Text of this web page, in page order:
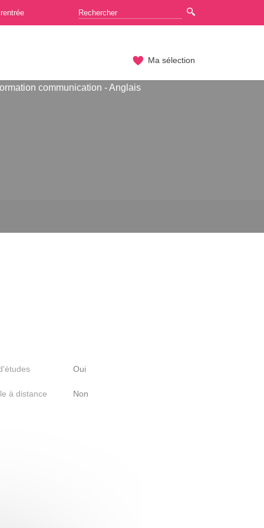
Ma sélection
communication - Anglais
Oui
à distance Non